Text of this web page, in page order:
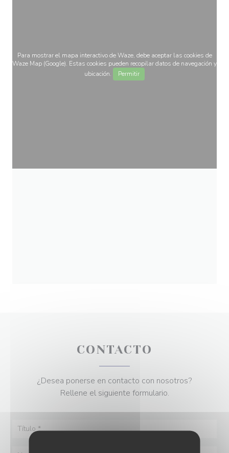
Para mostrar el mapa interactivo de Waze, debe aceptar las cookies de
Waze Map (Google). Estas cookies pueden recopilar datos de navegación y
ubicación.
Permitir
CONTACTO
¿Desea ponerse en contacto con nosotros?
Rellene el siguiente formulario.